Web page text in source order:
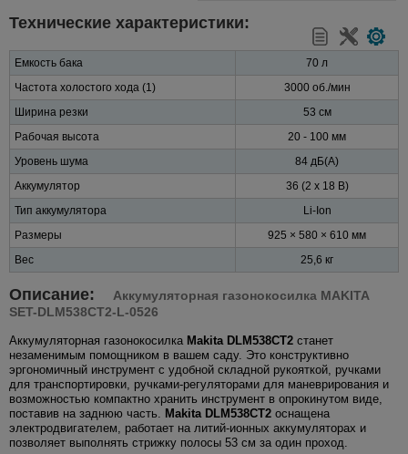
Технические характеристики:
Емкость бака
70 л
Частота холостого хода (1)
3000 об./мин
Ширина резки
53 см
Рабочая высота
20 - 100 мм
Уровень шума
84 дБ(А)
Аккумулятор
36 (2 х 18 В)
Тип аккумулятора
Li-Ion
Размеры
925 × 580 × 610 мм
Вес
25,6 кг
Описание:
Аккумуляторная газонокосилка MAKITA
SET-DLM538CT2-L-0526
Аккумуляторная газонокосилка Makita DLM538CT2 станет
незаменимым помощником в вашем саду. Это конструктивно
эргономичный инструмент с удобной складной рукояткой, ручками
для транспортировки, ручками-регуляторами для маневрирования и
возможностью компактно хранить инструмент в опрокинутом виде,
поставив на заднюю часть. Makita DLM538CT2 оснащена
электродвигателем, работает на литий-ионных аккумуляторах и
позволяет выполнять стрижку полосы 53 см за один проход.